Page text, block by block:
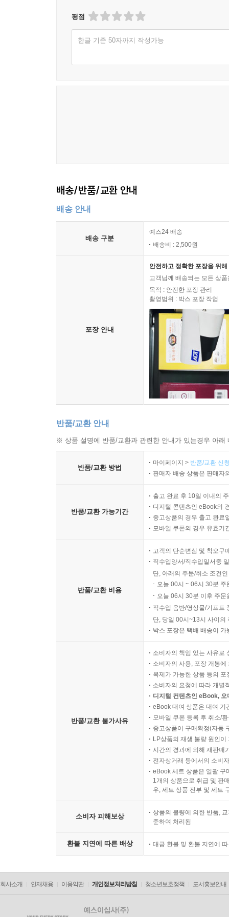
평점
한글 기준 50자까지 작성가능
배송/반품/교환 안내
배송 안내
배송 구분
예스24 배송
배송비 : 2,500원
포장 안내
안전하고 정확한 포장을 위
고객님께 배송되는 모든 상
목적 : 안전한 포장 관리
촬영범위 : 박스 포장 작업
반품/교환 안내
※ 상품 설명에 반품/교환과 관련한 안내가 있는경우 아
반품/교환 방법
마이페이지 > 반품/교환 신
판매자 배송 상품은 판매자
반품/교환 가능기간
출고 완료 후 10일 이내의
디지털 콘텐츠인 eBook의
중고상품의 경우 출고 완료
모바일 쿠폰의 경우 유효기
반품/교환 비용
고객의 단순변심 및 착오구
직수입양서/직수입일서중
단, 아래의 주문/취소 조건
오늘 00시 ~ 06시 30분
오늘 06시 30분 이후 주
직수입 음반/영상물/기프트
단, 당일 00시~13시 사이의
박스 포장은 택배 배송이
반품/교환 불가사유
소비자의 책임 있는 사유로
소비자의 사용, 포장 개봉
복제가 가능한 상품 등의
소비자의 요청에 따라 개별
디지털 컨텐츠인 eBook,
eBook 대여 상품은 대여 기
모바일 쿠폰 등록 후 취소/
중고상품이 구매확정(자동
LP상품의 재생 불량 원인
시간의 경과에 의해 재판매
전자상거래 등에서의 소비
eBook 세트 상품은 일괄 구
1개의 상품으로 취급 및 판
우, 세트 상품 전부 및 세트
소비자 피해보상
상품의 불량에 의한 반품,
준하여 처리됨
환불 지연에 따른 배상 대금 환불 및 환불 지연에
회사소개 인재채용 이용약관 개인정보처리방침 청소년보호정책 도서홍보안내